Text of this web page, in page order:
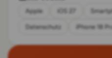
Apple iOS 27
Datenschutz iPhone 18